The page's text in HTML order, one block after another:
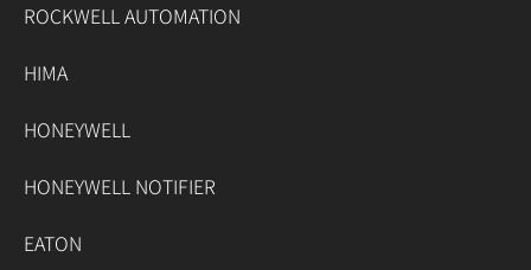
ROCKWELL AUTOMATION
HIMA
HONEYWELL
HONEYWELL NOTIFIER
EATON